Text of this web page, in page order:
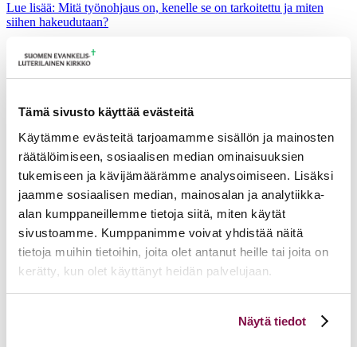
Tämä sivusto käyttää evästeitä
Käytämme evästeitä tarjoamamme sisällön ja mainosten
räätälöimiseen, sosiaalisen median ominaisuuksien
tukemiseen ja kävijämäärämme analysoimiseen. Lisäksi
jaamme sosiaalisen median, mainosalan ja analytiikka-
alan kumppaneillemme tietoja siitä, miten käytät
sivustoamme. Kumppanimme voivat yhdistää näitä
tietoja muihin tietoihin, joita olet antanut heille tai joita on
kerätty, kun olet käyttänyt heidän palvelujaan.
linkistä.
Näytä tiedot
Lue lisää: Mitä työnohjaus on, kenelle se on tarkoitettu ja miten
siihen hakeudutaan?